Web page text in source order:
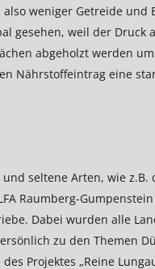
weniger Getreide
gesehen, weil der Druck
abgeholzt werden
Nährstoffeintrag eine
seltene Arten, wie
Raumberg-
Dabei wurden alle
zu den Themen
Projektes „Reine